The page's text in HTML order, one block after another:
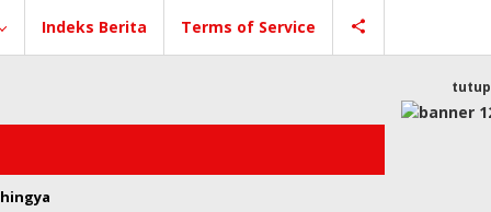
Indeks Berita Terms of Service
tutup